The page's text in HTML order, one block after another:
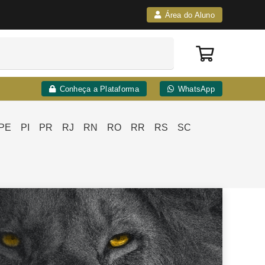
Área do Aluno
Conheça a Plataforma WhatsApp
PI PR RJ RN RO RR RS SC